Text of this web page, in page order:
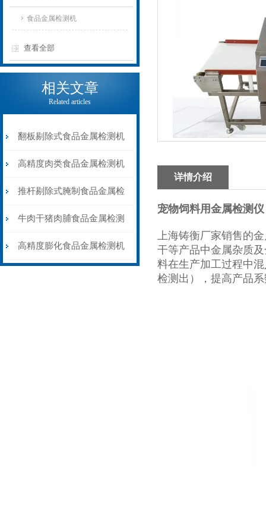
食品金属检测机
查看全部
相关文章
Related articles
翻板剔除式食品金属检测机
速冻肉类金属检测器
高精度肉类食品金属检测机
推杆剔除式
推杆剔除式腌制食品金属检
测机液晶显示屏
牛肉干猪肉脯食品金属检测
机皮带输送剔除式
高精度膨化食品金属检测机
详情介绍
宠物饲料用金属检测仪
上海铸衡厂家销售的
干等产品中金属杂质
料在生产加工过程中
检测出），提高产品